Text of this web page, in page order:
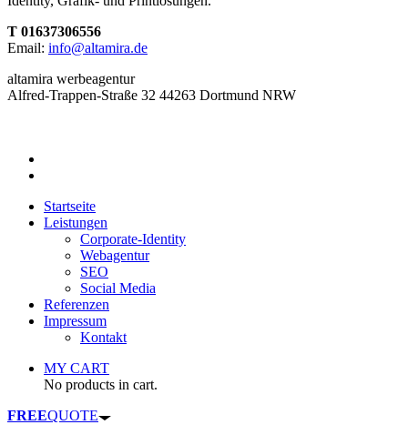
T 01637306556
Email: info@altamira.de
altamira werbeagentur
Alfred-Trappen-Straße 32 44263 Dortmund NRW
Startseite
Leistungen
Corporate-Identity
Webagentur
SEO
Social Media
Referenzen
Impressum
Kontakt
MY CART
No products in cart.
FREEQUOTE